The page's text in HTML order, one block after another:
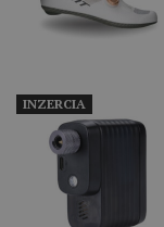
INZERCIA